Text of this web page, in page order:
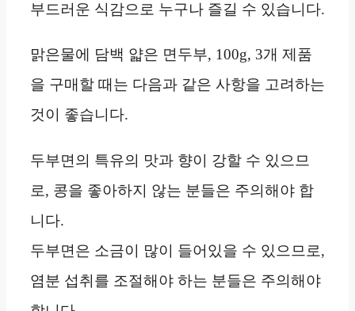
부드러운 식감으로 누구나 즐길 수 있습니다.
맑은물에 담백 얇은 면두부, 100g, 3개 제품
을 구매할 때는 다음과 같은 사항을 고려하는
것이 좋습니다.
두부면의 특유의 맛과 향이 강할 수 있으므
로, 콩을 좋아하지 않는 분들은 주의해야 합
니다.
두부면은 소금이 많이 들어있을 수 있으므로,
염분 섭취를 조절해야 하는 분들은 주의해야